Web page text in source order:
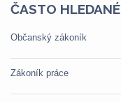
ČASTO
Občanský zákoník
Zákoník práce